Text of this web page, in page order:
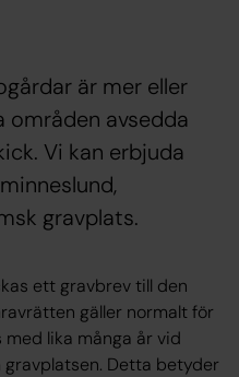
är mer eller
områden avsedda
Vi kan erbjuda
gravplats.
ett gravbrev till den
gäller normalt för
lika många år vid
Detta betyder